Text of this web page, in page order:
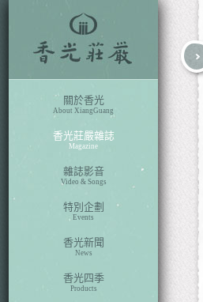
關於香光
About XiangGuang
香光莊嚴雜誌
Magazine
雜誌影音
Video & Songs
特別企劃
Events
香光新聞
News
香光四季
Products